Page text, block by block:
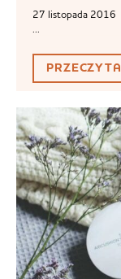
27 listopada 2016
...